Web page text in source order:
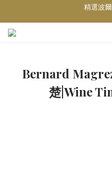
買滿任何酒類 六支 或買滿
Wedding Wine
Bernard
楚|Wine